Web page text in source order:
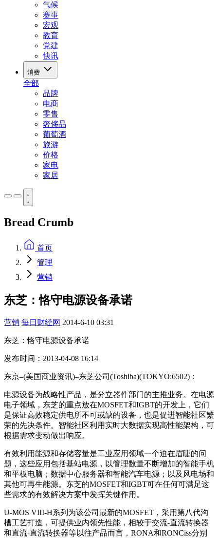
气候
赛事
宏观
教育
党建
快讯
消费
全部
品牌
电商
零售
奢侈品
葡萄酒
旅游
价格
家电
家居
Bread Crumb
首页
管理
营销
东芝：恪守电源设备承诺
营销 每日财经网 2014-6-10 03:31
东芝：恪守电源设备承诺
发布时间：2013-04-08 16:14
东京–(美国商业资讯)–东芝公司(Toshiba)(TOKYO:6502)：
电源设备为战略性产品，是分立器件部门的主推业务。在电源
电子领域，东芝的重点放在MOSFET和IGBT的开发上，它们
是保证高效稳定供电所不可或缺的设备，也是促进智能社区繁
荣的先决条件。智能社区利用实时大数据实现高性能架构，可
根据需求变动做出响应。
有效利用能源和存储容量是工业应用领域一个迫在眉睫的问
题，这些应用包括基站电源，以管理数量不断增加的智能手机
和平板电脑；数据中心服务器和智能汽车电源；以及风电场和
其他可再生能源。东芝的MOSFET和IGBT可在任何可满足这
些需求的有效解决方案中发挥关键作用。
U-MOS VIII-H系列为该公司最新的MOSFET，采用第八代沟
槽工艺打造，可提供业内领先性能，相较于交流-直流转换器
和直流-直流转换器等以往产品而言，RONA和RONCiss分别